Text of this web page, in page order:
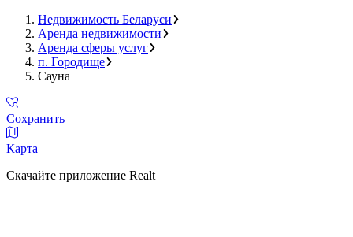
Недвижимость Беларуси
Аренда недвижимости
Аренда сферы услуг
п. Городище
Сауна
Сохранить
Карта
Скачайте приложение Realt